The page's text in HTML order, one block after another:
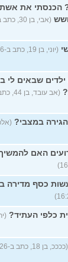
הכנסתי את
(יוני, בן 19, כתב ב-20/07/26 17:02)
שבאים לי
במצבי?
האם
כסף מדירה
כלפי העתיד?
(ככככ, בן 18, כתב ב-20/07/26 16:00)